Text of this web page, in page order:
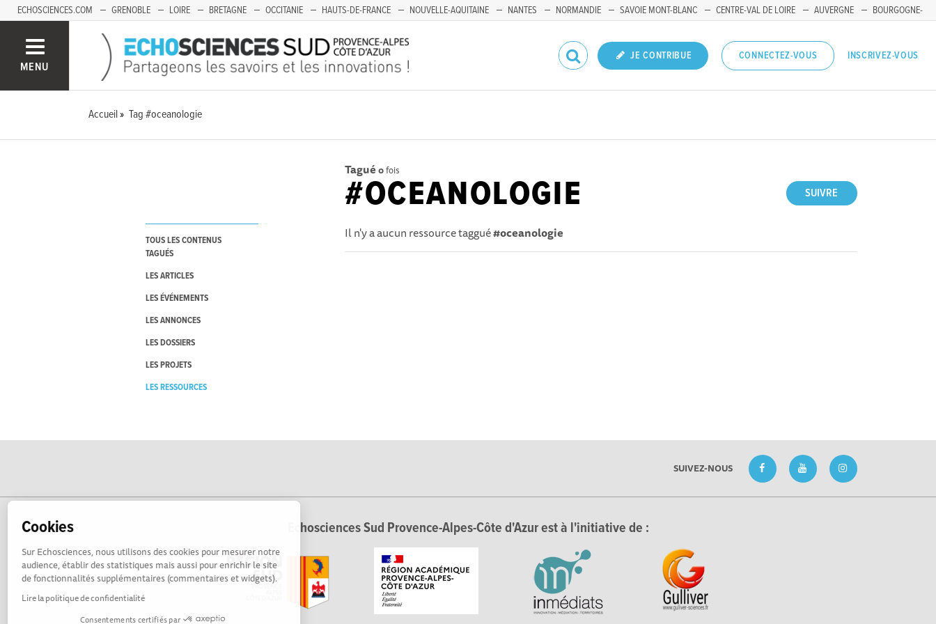
Cookies
Sur Echosciences, nous utilisons des cookies pour mesurer notre
audience, établir des statistiques mais aussi pour enrichir le site
de fonctionnalités supplémentaires (commentaires et widgets).
Lire la politique de confidentialité
Consentements certifiés par
ECHOSCIENCES.COM GRENOBLE LOIRE BRETAGNE OCCITANIE HAUTS-DE-FRANCE NOUVELLE-AQUITAINE NANTES NORMANDIE SAVOIE MONT-BLANC CENTRE-VAL DE LOIRE AUVERGNE
BOURGOGNE-
MENU
JE CONTRIBUE CONNECTEZ-VOUS INSCRIVEZ-VOUS
Accueil Tag #oceanologie
TOUS LES CONTENUS
TAGUÉS
LES ARTICLES
LES ÉVÉNEMENTS
LES ANNONCES
LES DOSSIERS
LES PROJETS
LES RESSOURCES
Tagué 0fois
SUIVRE
#OCEANOLOGIE
Il n'y a aucun ressource taggué#oceanologie
SUIVEZ-NOUS
Echosciences Sud Provence-Alpes-Côte d'Azur est à l'initiative de :